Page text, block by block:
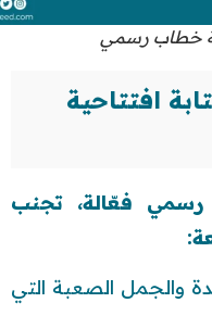
خطاب رسمي
افتتاحية
رسمي فعّالة، تجنب
والجمل الصعبة التي